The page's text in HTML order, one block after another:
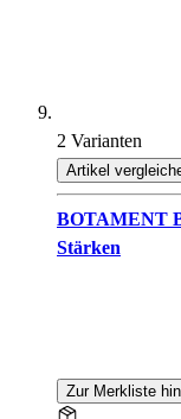
2 Varianten
Artikel
BOTAMENT
Stärken
Zur Merkliste